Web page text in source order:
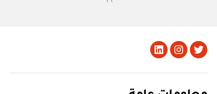
تويتر Instagram
LinkedIn